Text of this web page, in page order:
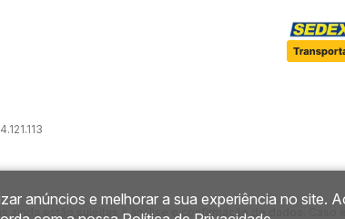
estão sujeitas à análise e confirmação de dados. Caso
anúncios e melhorar a sua experiência no site.